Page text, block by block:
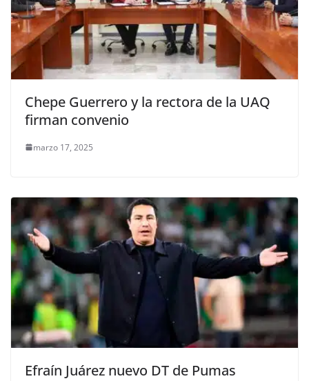
Chepe Guerrero y la rectora de la UAQ
firman convenio
marzo 17, 2025
Efraín Juárez nuevo DT de Pumas